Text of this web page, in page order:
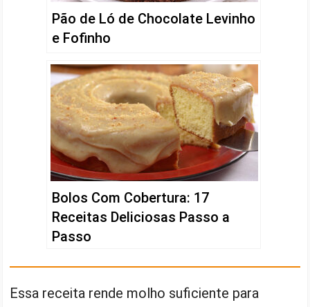
Pão de Ló de Chocolate Levinho
e Fofinho
Bolos Com Cobertura: 17
Receitas Deliciosas Passo a
Passo
Essa receita rende molho suficiente para